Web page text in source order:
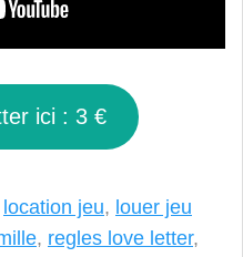
ici : 3 €
location jeu, louer jeu
, regles love letter,